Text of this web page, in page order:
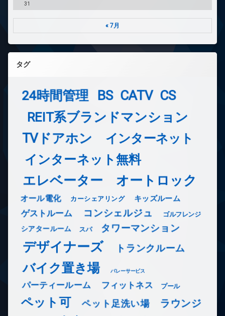
31
« 7月
タグ
24時間管理 BS CATV CS
REIT系ブランドマンション
TVドアホン インターネット
インターネット無料
エレベーター オートロック
オール電化 カーシェアリング キッズルーム
ゲストルーム コンシェルジュ ゴルフレンジ
シアタールーム スパ タワーマンション
デザイナーズ トランクルーム
バイク置き場 バレーサービス
パーティールーム フィットネス プール
ペット可 ペット足洗い場 ラウンジ